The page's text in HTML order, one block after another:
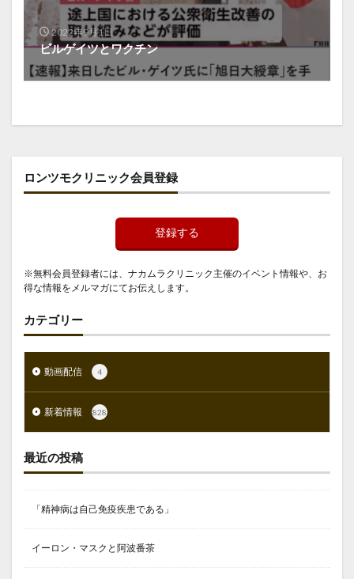
2022年9月1日
ビルゲイツとワクチン
ロンツモクリニック会員登録
登録する
※無料会員登録者には、ナカムラクリニック主催のイベント情報や、お
得な情報をメルマガにてお伝えします。
カテゴリー
動画配信 4
新着情報 828
最近の投稿
「精神病は自己免疫疾患である」
イーロン・マスクと阿波番茶